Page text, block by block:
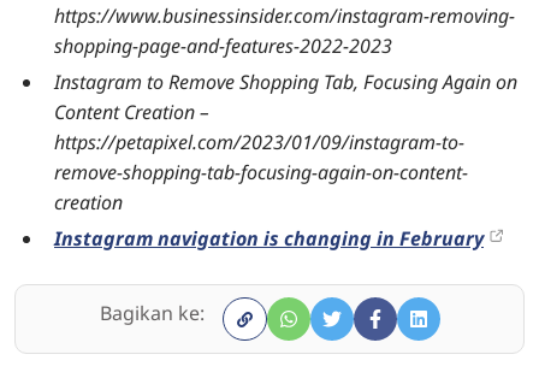
https://www.businessinsider.com/instagram-removing-
shopping-page-and-features-2022-2023
Instagram to Remove Shopping Tab, Focusing Again on
Content Creation –
https://petapixel.com/2023/01/09/instagram-to-
remove-shopping-tab-focusing-again-on-content-
creation
Instagram navigation is changing in February
Bagikan ke: